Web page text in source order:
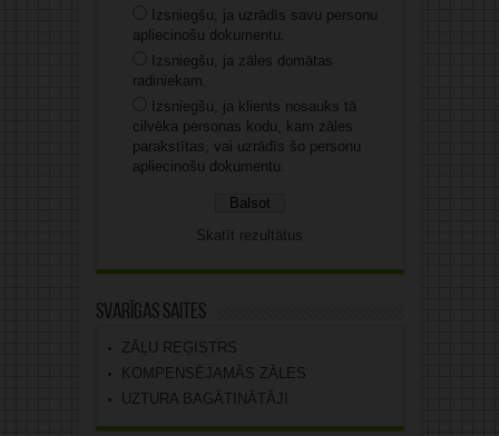
Izsniegšu, ja uzrādīs savu personu
apliecinošu dokumentu.
Izsniegšu, ja zāles domātas
radiniekam.
Izsniegšu, ja klients nosauks tā
cilvēka personas kodu, kam zāles
parakstītas, vai uzrādīs šo personu
apliecinošu dokumentu.
Skatīt rezultātus
Svarīgas saites
ZĀĻU REĢISTRS
KOMPENSĒJAMĀS ZĀLES
UZTURA BAGĀTINĀTĀJI